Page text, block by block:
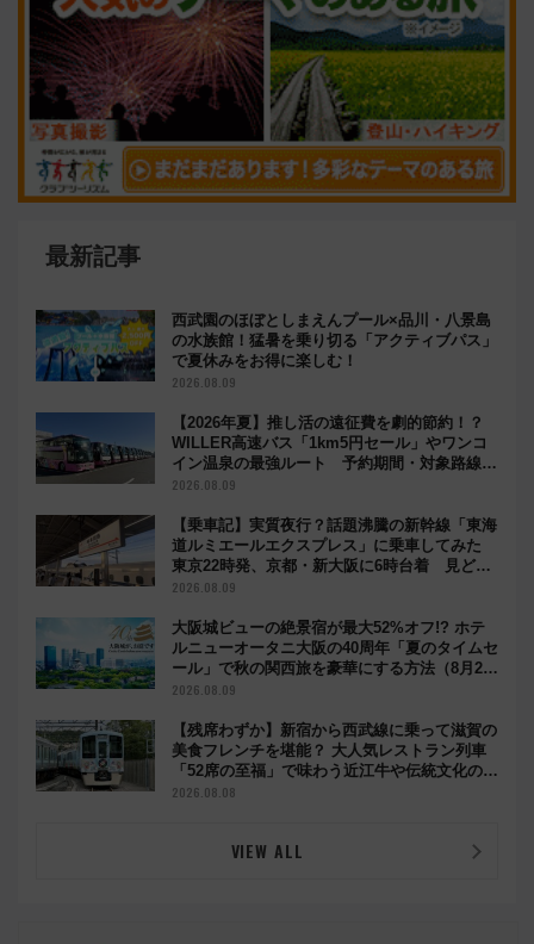
最新記事
西武園のほぼとしまえんプール×品川・八景島
の水族館！猛暑を乗り切る「アクティブパス」
で夏休みをお得に楽しむ！
2026.08.09
【2026年夏】推し活の遠征費を劇的節約！？
WILLER高速バス「1km5円セール」やワンコ
イン温泉の最強ルート 予約期間・対象路線ま
とめ
2026.08.09
【乗車記】実質夜行？話題沸騰の新幹線「東海
道ルミエールエクスプレス」に乗車してみた
東京22時発、京都・新大阪に6時台着 見どこ
ろは岐阜羽島の素晴らし過ぎる朝
2026.08.09
大阪城ビューの絶景宿が最大52%オフ!? ホテ
ルニューオータニ大阪の40周年「夏のタイムセ
ール」で秋の関西旅を豪華にする方法（8月20
日まで！）
2026.08.09
【残席わずか】新宿から西武線に乗って滋賀の
美食フレンチを堪能？ 大人気レストラン列車
「52席の至福」で味わう近江牛や伝統文化の特
別コラボ
2026.08.08
VIEW ALL